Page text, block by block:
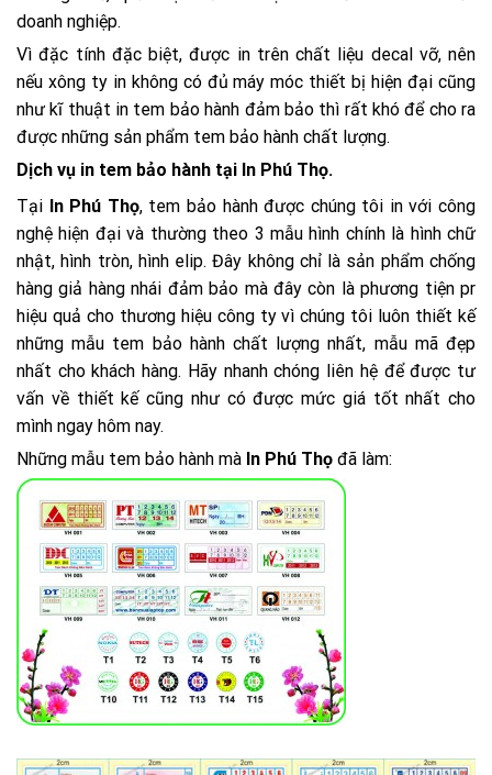
doanh nghiệp.
Vì đặc tính đặc biệt, được in trên chất liệu decal vỡ, nên
nếu xông ty in không có đủ máy móc thiết bị hiện đại cũng
như kĩ thuật in tem bảo hành đảm bảo thì rất khó để cho ra
được những sản phẩm tem bảo hành chất lượng.
Dịch vụ in tem bảo hành tại In Phú Thọ.
Tại In Phú Thọ, tem bảo hành được chúng tôi in với công
nghệ hiện đại và thường theo 3 mẫu hình chính là hình chữ
nhật, hình tròn, hình elip. Đây không chỉ là sản phẩm chống
hàng giả hàng nhái đảm bảo mà đây còn là phương tiện pr
hiệu quả cho thương hiệu công ty vì chúng tôi luôn thiết kế
những mẫu tem bảo hành chất lượng nhất, mẫu mã đẹp
nhất cho khách hàng. Hãy nhanh chóng liên hệ để được tư
vấn về thiết kế cũng như có được mức giá tốt nhất cho
mình ngay hôm nay.
Những mẫu tem bảo hành mà In Phú Thọ đã làm: